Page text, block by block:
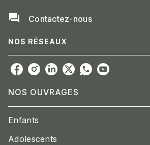
question_answer Contactez-nous
NOS RÉSEAUX
NOS OUVRAGES
Enfants
Adolescents